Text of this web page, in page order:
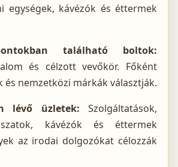
egységek, kávézók és éttermek
található boltok:
és célzott vevőkör. Főként
és nemzetközi márkák választják.
lévő üzletek: Szolgáltatások,
kávézók és éttermek
az irodai dolgozókat célozzák